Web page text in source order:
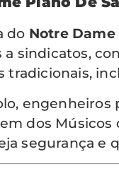
do Notre
sindicatos,
tradicionais,
engenheiros
dos Músicos
segurança e